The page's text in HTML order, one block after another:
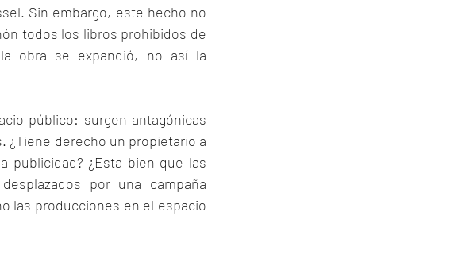
Sin embargo, este hecho no
todos los libros prohibidos de
obra se expandió, no así la
público: surgen antagónicas
¿Tiene derecho un propietario a
publicidad? ¿Esta bien que las
por una campaña
las producciones en el espacio